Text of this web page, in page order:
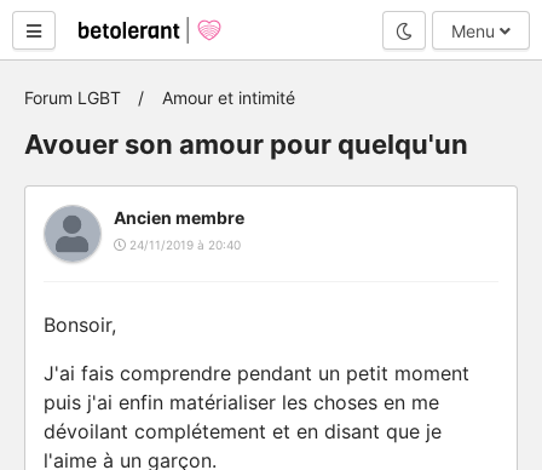
Mode nuit
Menu
Forum LGBT Amour et intimité
Avouer son amour pour quelqu'un
Ancien membre
24/11/2019 à 20:40
Bonsoir,
J'ai fais comprendre pendant un petit moment
puis j'ai enfin matérialiser les choses en me
dévoilant complétement et en disant que je
l'aime à un garçon.